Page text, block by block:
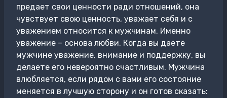
предает свои ценности ради отношений, она
чувствует свою ценность, уважает себя и с
уважением относится к мужчинам. Именно
уважение – основа любви. Когда вы даете
мужчине уважение, внимание и поддержку, вы
делаете его невероятно счастливым. Мужчина
влюбляется, если рядом с вами его состояние
меняется в лучшую сторону и он готов сказать: